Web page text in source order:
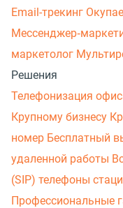
Email-трекинг
маркетолог
Решения
Телефонизация
Крупному бизнесу
номер Бесплатный
удаленной работы
(SIP) телефоны
Профессиональные